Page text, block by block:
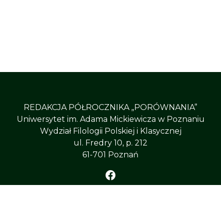
REDAKCJA PÓŁROCZNIKA „PORÓWNANIA”
Uniwersytet im. Adama Mickiewicza w Poznaniu
Wydział Filologii Polskiej i Klasycznej
ul. Fredry 10, p. 212
61-701 Poznań